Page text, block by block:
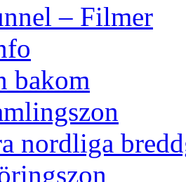
– Filmer
bakom
nordliga